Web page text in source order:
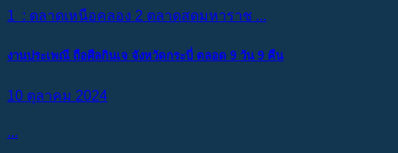
1 : ตลาดเหนือคลอง 2 ตลาดสดมหาราช ...
งานประเพณี ถือศีลกินเจ จังหวัดกระบี่ ตลอด 9 วัน 9 คืน
10 ตุลาคม 2024
...